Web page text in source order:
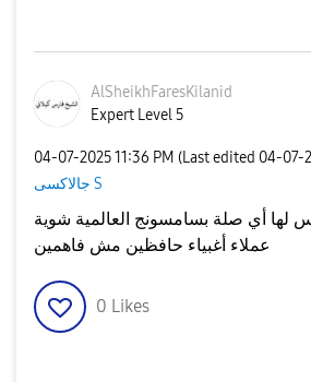
AlSheikhFaresKilanid
Expert Level 5
‎04-07-202511:36 PM (Last edited ‎04-07-
جالاكسى S
أي صلة بسامسونج العالمية شوية
عملاء أغبياء حافظين مش فاهمين
0 Likes